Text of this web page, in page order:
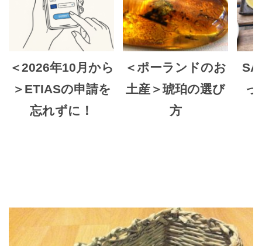
＜2026年10月から
＞ETIASの申請を
忘れずに！
＜ポーランドのお
土産＞琥珀の選び
方
っ